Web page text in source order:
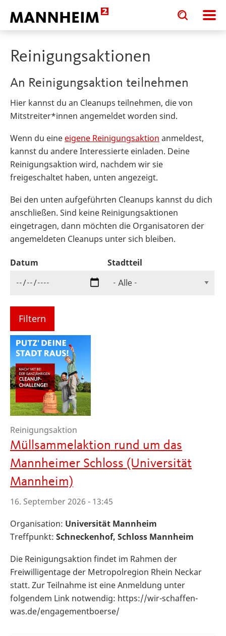
Toggle
search
input
Toggle
search
input
Reinigungsaktionen
An Reinigungsaktion teilnehmen
Hier kannst du an Cleanups teilnehmen, die von
Mitstreiter*innen angemeldet worden sind.
Wenn du eine eigene Reinigungsaktion anmeldest,
kannst du andere Interessierte einladen. Deine
Reinigungsaktion wird, nachdem wir sie
freigeschaltet haben, unten angezeigt.
Bei den unten aufgeführten Cleanups kannst du dich
anschließen. Sind keine Reinigungsaktionen
eingetragen, dann möchten die Organisatoren der
angemeldeten Cleanups unter sich bleiben.
Datum Stadtteil
Reinigungsaktion
Müllsammelaktion rund um das
Mannheimer Schloss (Universität
Mannheim)
16. September 2026 - 13:45
Organisation: Universität Mannheim
Treffpunkt: Schneckenhof, Schloss Mannheim
Die Reinigungsaktion findet im Rahmen der
Freiwilligentage der Metropolregion Rhein Neckar
statt. Zur Teilnahme ist eine Anmeldung unter
folgendem Link notwendig: https://wir-schaffen-
was.de/engagementboerse/